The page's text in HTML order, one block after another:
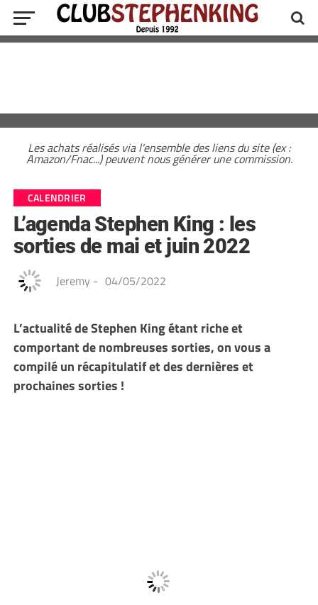
Les achats réalisés via l'ensemble des liens du site (ex :
Amazon/Fnac...) peuvent nous générer une commission.
CALENDRIER
L’agenda Stephen King : les
sorties de mai et juin 2022
Jeremy - 04/05/2022
L’actualité de Stephen King étant riche et
comportant de nombreuses sorties, on vous a
compilé un récapitulatif et des dernières et
prochaines sorties !